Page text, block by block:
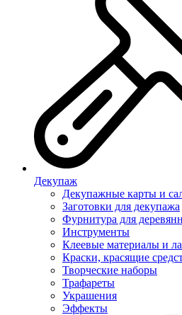
Декупаж
Декупажные карты и
Заготовки для декупажа
Фурнитура для
Инструменты
Клеевые материалы и
Краски, красящие
Творческие наборы
Трафареты
Украшения
Эффекты